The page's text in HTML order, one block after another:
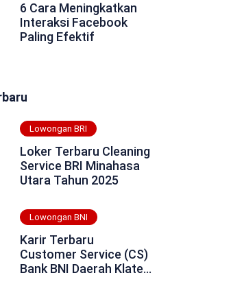
6 Cara Meningkatkan
Interaksi Facebook
Paling Efektif
Lowongan BRI
Loker Terbaru Cleaning
Service BRI Minahasa
Utara Tahun 2025
Lowongan BNI
Karir Terbaru
Customer Service (CS)
Bank BNI Daerah Klaten